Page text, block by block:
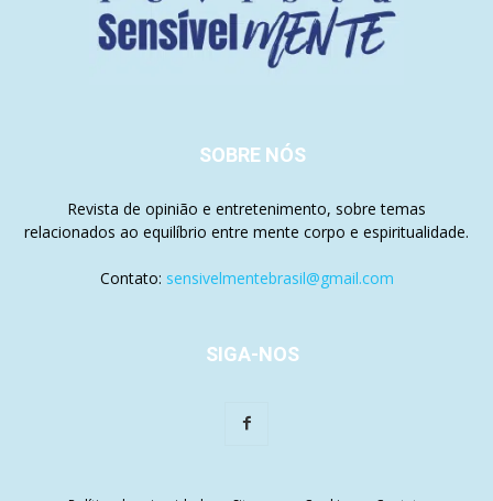
SOBRE NÓS
Revista de opinião e entretenimento, sobre temas
relacionados ao equilíbrio entre mente corpo e espiritualidade.
Contato: sensivelmentebrasil@gmail.com
SIGA-NOS